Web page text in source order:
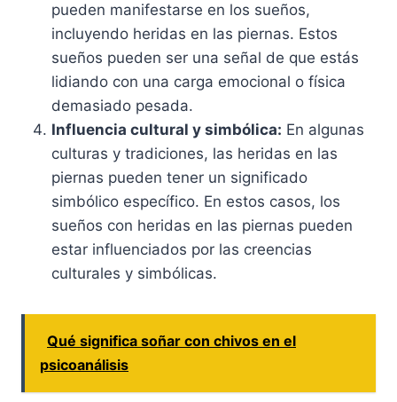
pueden manifestarse en los sueños,
incluyendo heridas en las piernas. Estos
sueños pueden ser una señal de que estás
lidiando con una carga emocional o física
demasiado pesada.
Influencia cultural y simbólica: En algunas
culturas y tradiciones, las heridas en las
piernas pueden tener un significado
simbólico específico. En estos casos, los
sueños con heridas en las piernas pueden
estar influenciados por las creencias
culturales y simbólicas.
Qué significa soñar con chivos en el
psicoanálisis